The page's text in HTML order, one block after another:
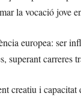
la vocació jove
europea: ser
superant carreres
creatiu i capacitat